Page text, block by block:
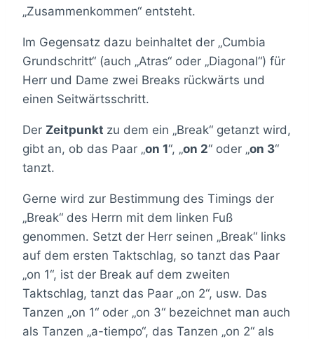
„Zusammenkommen“ entsteht.
Im Gegensatz dazu beinhaltet der „Cumbia
Grundschritt“ (auch „Atras“ oder „Diagonal“) für
Herr und Dame zwei Breaks rückwärts und
einen Seitwärtsschritt.
Der Zeitpunkt zu dem ein „Break“ getanzt wird,
gibt an, ob das Paar „on 1“, „on 2“ oder „on 3“
tanzt.
Gerne wird zur Bestimmung des Timings der
„Break“ des Herrn mit dem linken Fuß
genommen. Setzt der Herr seinen „Break“ links
auf dem ersten Taktschlag, so tanzt das Paar
„on 1“, ist der Break auf dem zweiten
Taktschlag, tanzt das Paar „on 2“, usw. Das
Tanzen „on 1“ oder „on 3“ bezeichnet man auch
als Tanzen „a-tiempo“, das Tanzen „on 2“ als